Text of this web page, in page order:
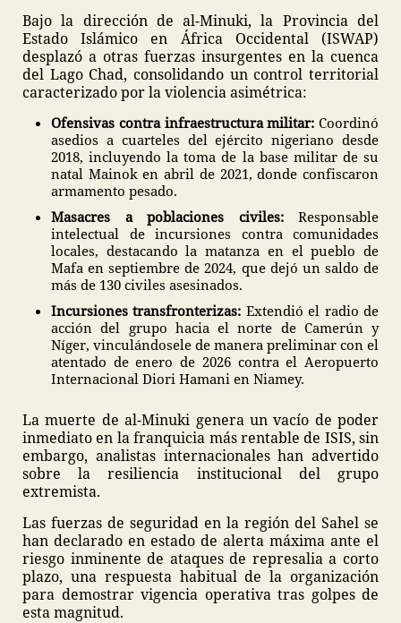
Bajo la dirección de al-Minuki, la Provincia del
Estado Islámico en África Occidental (ISWAP)
desplazó a otras fuerzas insurgentes en la cuenca
del Lago Chad, consolidando un control territorial
caracterizado por la violencia asimétrica:
Ofensivas contra infraestructura militar: Coordinó
asedios a cuarteles del ejército nigeriano desde
2018, incluyendo la toma de la base militar de su
natal Mainok en abril de 2021, donde confiscaron
armamento pesado.
Masacres a poblaciones civiles:Responsable
intelectual de incursiones contra comunidades
locales, destacando la matanza en el pueblo de
Mafa en septiembre de 2024, que dejó un saldo de
más de 130 civiles asesinados.
Incursiones transfronterizas: Extendió el radio de
acción del grupo hacia el norte de Camerún y
Níger, vinculándosele de manera preliminar con el
atentado de enero de 2026 contra el Aeropuerto
Internacional Diori Hamani en Niamey.
La muerte de al-Minuki genera un vacío de poder
inmediato en la franquicia más rentable de ISIS, sin
embargo, analistas internacionales han advertido
sobre la resiliencia institucional del grupo
extremista.
Las fuerzas de seguridad en la región del Sahel se
han declarado en estado de alerta máxima ante el
riesgo inminente de ataques de represalia a corto
plazo, una respuesta habitual de la organización
para demostrar vigencia operativa tras golpes de
esta magnitud.